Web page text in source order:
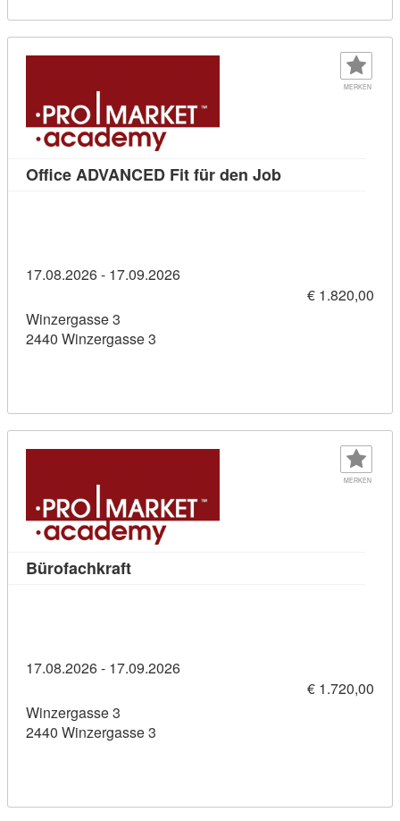
MERKEN
Office ADVANCED Fit für den JobKursdetail:
17.08.2026 - 17.09.2026
€ 1.820,00
Winzergasse 3
2440 Winzergasse 3
MERKEN
BürofachkraftKursdetail: Bürofachkraft (11436276)
17.08.2026 - 17.09.2026
€ 1.720,00
Winzergasse 3
2440 Winzergasse 3